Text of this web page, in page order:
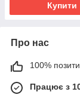
Купити
Про нас
100%
Працює з